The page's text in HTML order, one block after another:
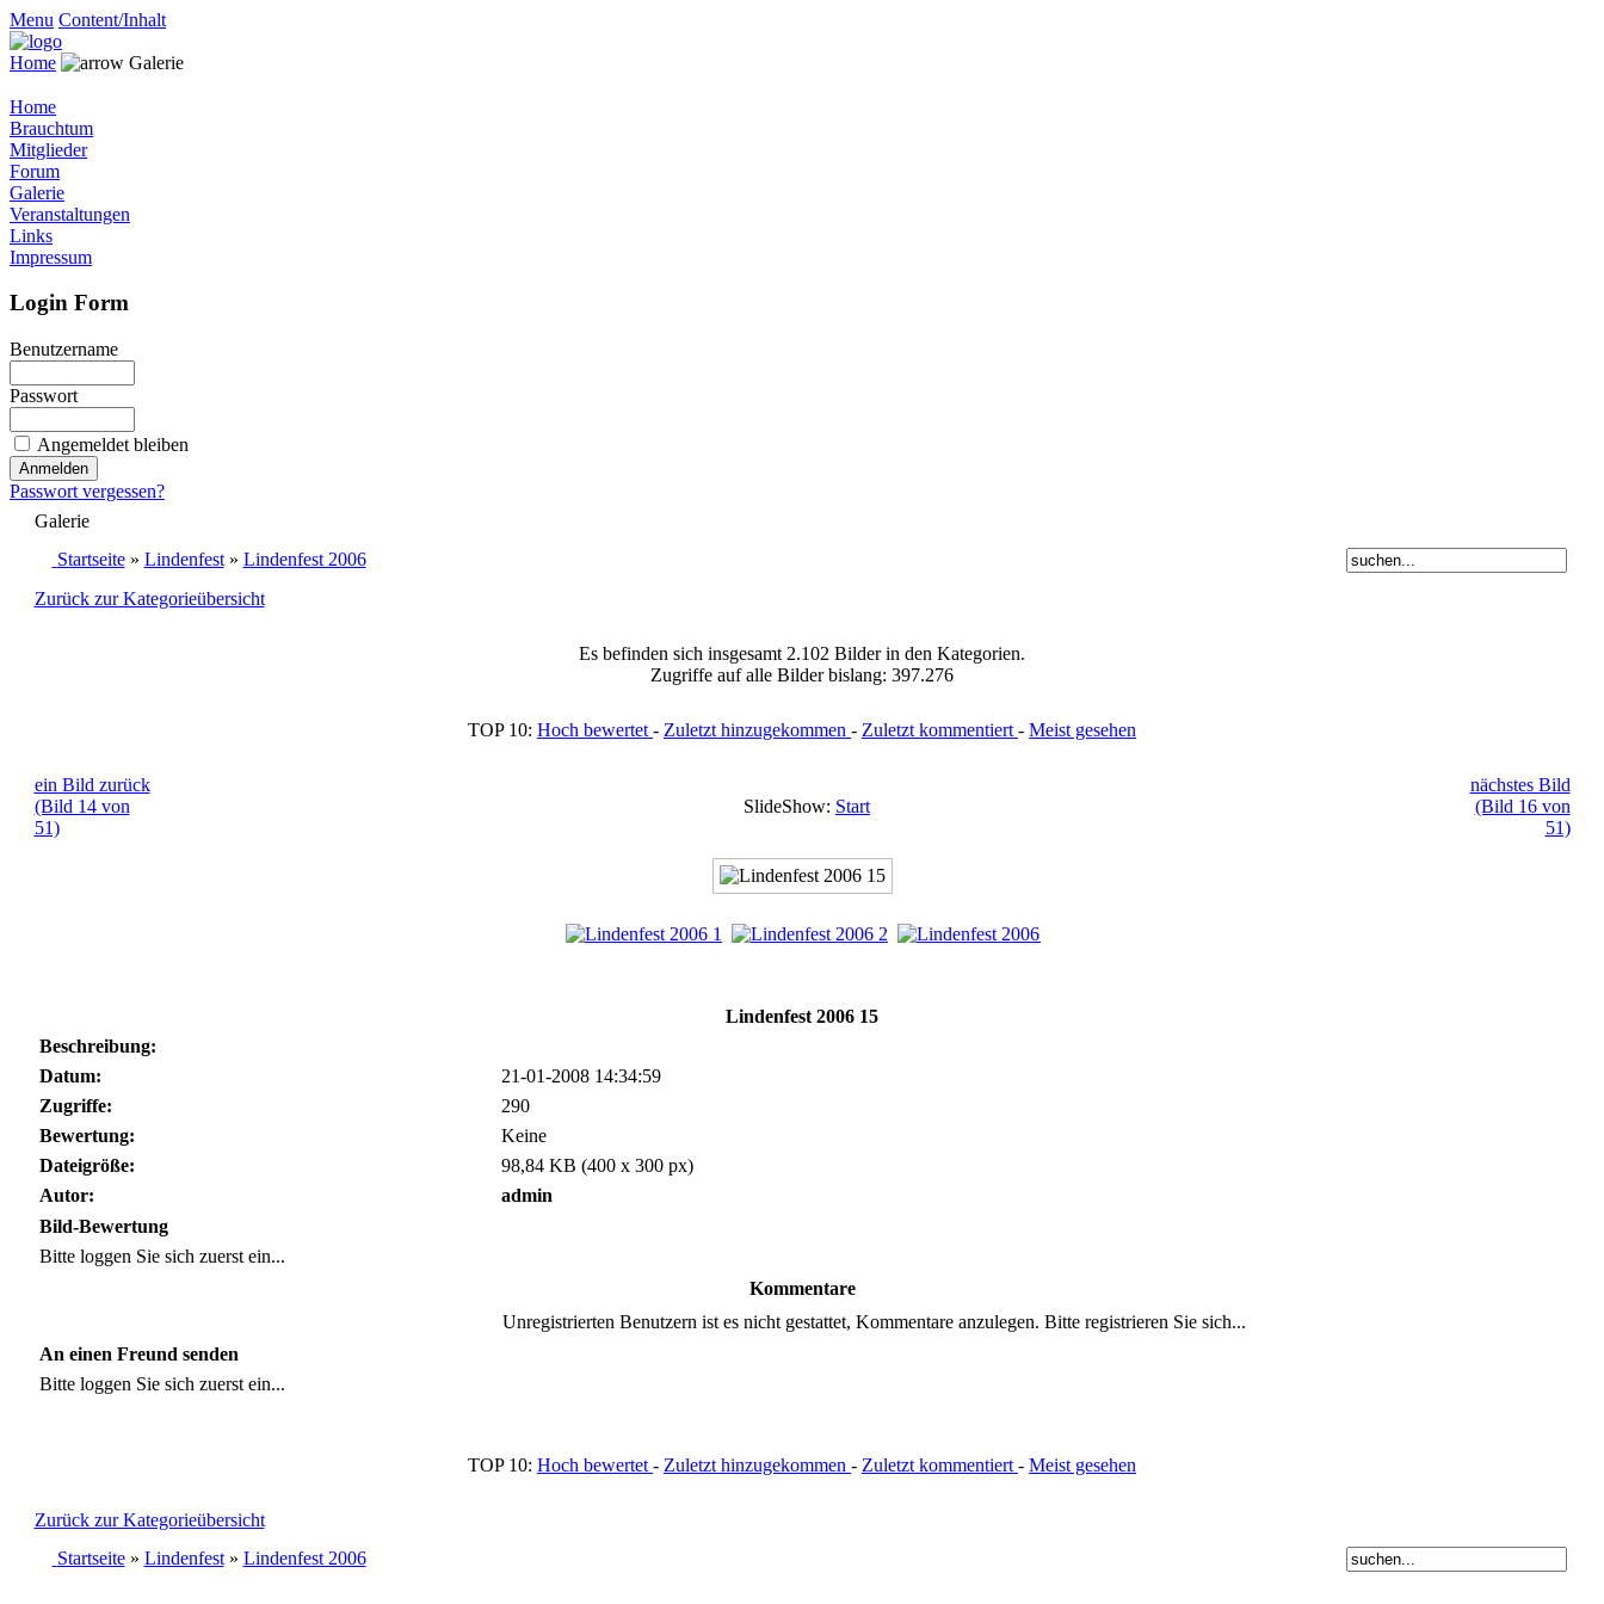
Menu Content/Inhalt
Home Galerie
Home
Brauchtum
Mitglieder
Forum
Galerie
Veranstaltungen
Links
Impressum
Login Form
Benutzername
Passwort
Angemeldet bleiben
Passwort vergessen?
Galerie
Startseite» Lindenfest» Lindenfest 2006
Zurück zur Kategorieübersicht
Es befinden sich insgesamt 2.102 Bilder in den Kategorien.
Zugriffe auf alle Bilder bislang: 397.276
TOP 10: Hoch bewertet - Zuletzt hinzugekommen - Zuletzt kommentiert - Meist gesehen
ein Bild zurück
(Bild 14 von
51)
SlideShow: Start
nächstes Bild
(Bild 16 von
51)
Lindenfest 2006 15
Beschreibung:
Datum:
21-01-2008 14:34:59
Zugriffe:
290
Bewertung:
Keine
Dateigröße:
98,84 KB (400 x 300 px)
Autor:
admin
Bild-Bewertung
Bitte loggen Sie sich zuerst ein...
Kommentare
Unregistrierten Benutzern ist es nicht gestattet, Kommentare anzulegen. Bitte registrieren Sie sich...
An einen Freund senden
Bitte loggen Sie sich zuerst ein...
TOP 10: Hoch bewertet - Zuletzt hinzugekommen - Zuletzt kommentiert - Meist gesehen
Zurück zur Kategorieübersicht
Startseite» Lindenfest» Lindenfest 2006